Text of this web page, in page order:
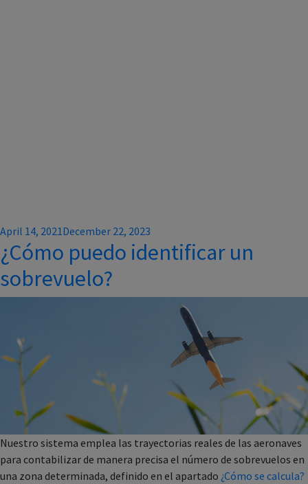
Posted
on
April 14, 2021December 22, 2023
¿Cómo puedo identificar un
sobrevuelo?
Nuestro sistema emplea las trayectorias reales de las aeronaves
para contabilizar de manera precisa el número de sobrevuelos en
una zona determinada, definido en el apartado ¿Cómo se calcula?